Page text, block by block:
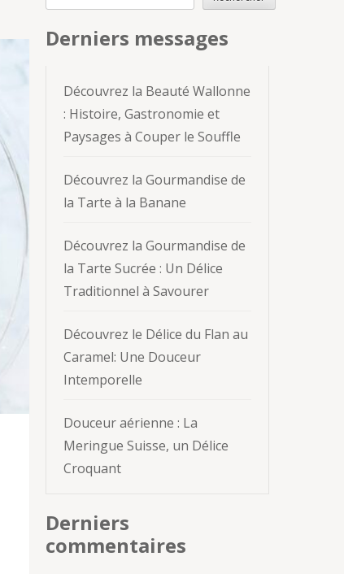
Derniers messages
Découvrez la Beauté Wallonne
: Histoire, Gastronomie et
Paysages à Couper le Souffle
Découvrez la Gourmandise de
la Tarte à la Banane
Découvrez la Gourmandise de
la Tarte Sucrée : Un Délice
Traditionnel à Savourer
Découvrez le Délice du Flan au
Caramel: Une Douceur
Intemporelle
Douceur aérienne : La
Meringue Suisse, un Délice
Croquant
Derniers
commentaires